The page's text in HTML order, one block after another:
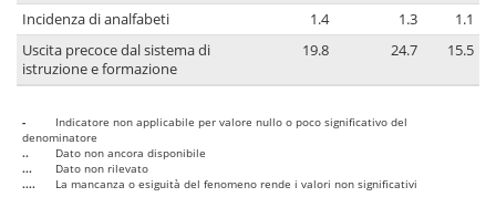
Incidenza di analfabeti 1.4 1.3
1.1
Uscita precoce dal sistema di
istruzione e formazione
19.8 24.7 15.5
-
Indicatore non applicabile per valore nullo o poco significativo del
denominatore
..
Dato non ancora disponibile
...
Dato non rilevato
....
La mancanza o esiguità del fenomeno rende i valori non significativi